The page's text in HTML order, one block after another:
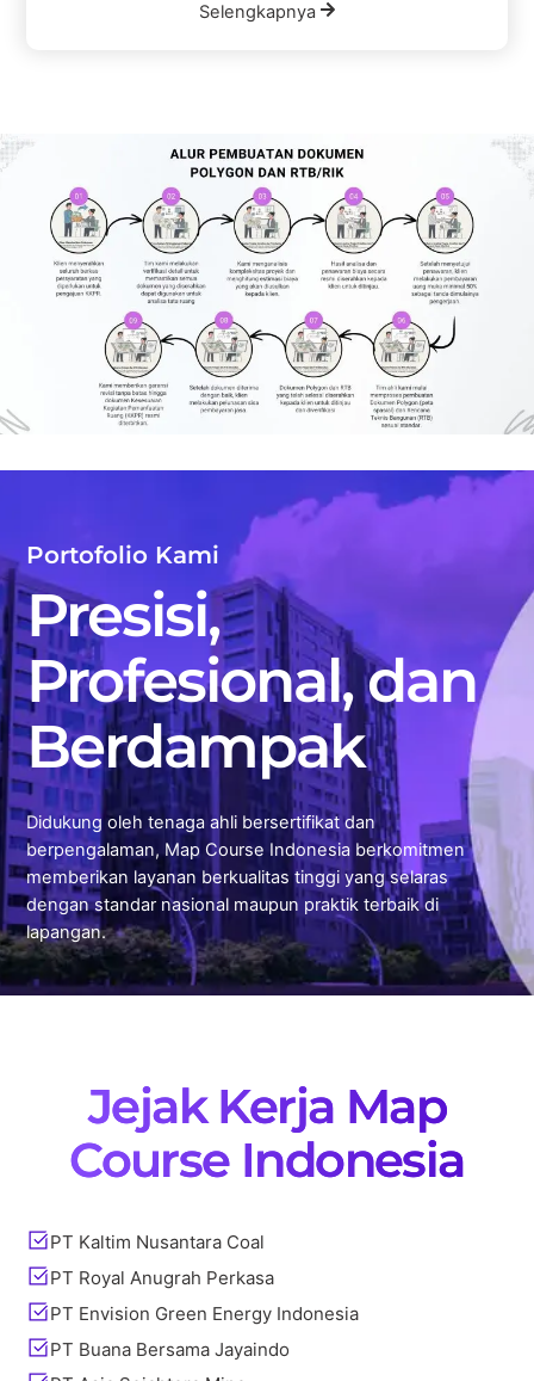
Selengkapnya
Portofolio Kami
Presisi,
Profesional, dan
Berdampak
Didukung oleh tenaga ahli bersertifikat dan
berpengalaman, Map Course Indonesia berkomitmen
memberikan layanan berkualitas tinggi yang selaras
dengan standar nasional maupun praktik terbaik di
lapangan.
Jejak Kerja Map
Course Indonesia
PT Kaltim Nusantara Coal
PT Royal Anugrah Perkasa
PT Envision Green Energy Indonesia
PT Buana Bersama Jayaindo